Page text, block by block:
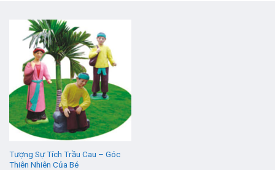
Tượng Sự Tích Trầu Cau – Góc
Thiên Nhiên Của Bé